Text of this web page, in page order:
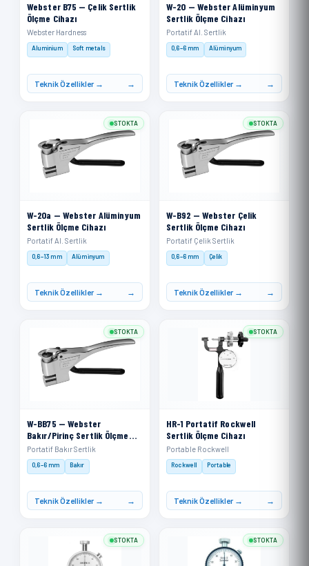
Webster B75 — Çelik Sertlik
Ölçme Cihazı
Webster Hardness
Aluminium Soft metals
Teknik Özellikler →
W-20 — Webster Alüminyum
Sertlik Ölçme Cihazı
Portatif Al. Sertlik
0,6–6 mm Alüminyum
Teknik Özellikler →
W-20a — Webster Alüminyum
Sertlik Ölçme Cihazı
Portatif Al. Sertlik
0,6–13 mm Alüminyum
Teknik Özellikler →
STOKTA
W-B92 — Webster Çelik
Sertlik Ölçme Cihazı
Portatif Çelik Sertlik
0,6–6 mm Çelik
Teknik Özellikler →
STOKTA
W-BB75 — Webster
Bakır/Pirinç Sertlik Ölçme
Cihazı
Portatif Bakır Sertlik
0,6–6 mm Bakır
Teknik Özellikler →
STOKTA
HR-1 Portatif Rockwell
Sertlik Ölçme Cihazı
Portable Rockwell
Rockwell Portable
Teknik Özellikler →
STOKTA
STOKTA STOKTA